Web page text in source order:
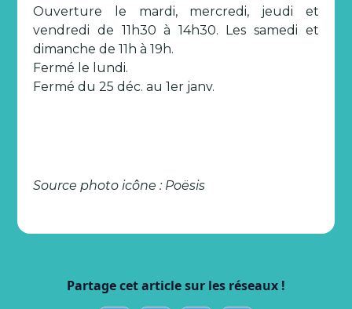
Ouverture le mardi, mercredi, jeudi et
vendredi de 11h30 à 14h30. Les samedi et
dimanche de 11h à 19h.
Fermé le lundi.
Fermé du 25 déc. au 1er janv.
Source photo icône : Poësis
Partage cet article sur les réseaux !